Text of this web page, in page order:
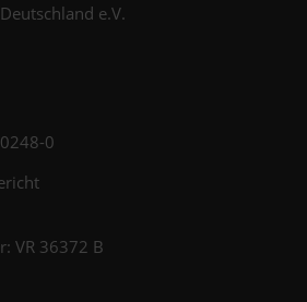
e.V.
0
VR 36372 B